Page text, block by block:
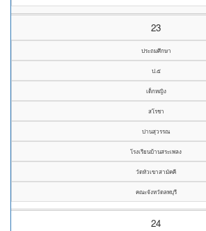
23
ประถมศึกษา
ป.๕
เด็กหญิง
สโรชา
ปานสุวรรณ
โรงเรียนบ้านสระเพลง
วัดหัวเขาสามัคคี
คณะจังหวัดลพบุรี
24